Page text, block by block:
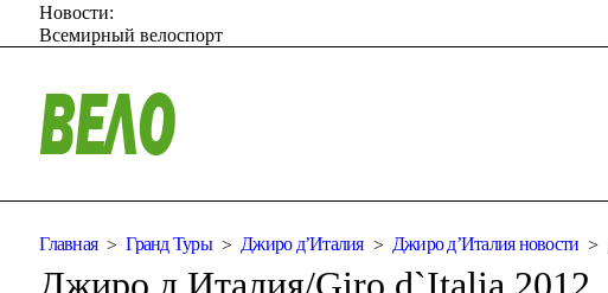
Новости:
Всемирный велоспорт
Главная Гранд Туры Джиро д’Италия Джиро д’Италия новости